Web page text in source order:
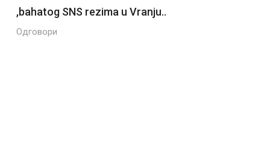
,bahatog SNS rezima u Vranju..
Одговори